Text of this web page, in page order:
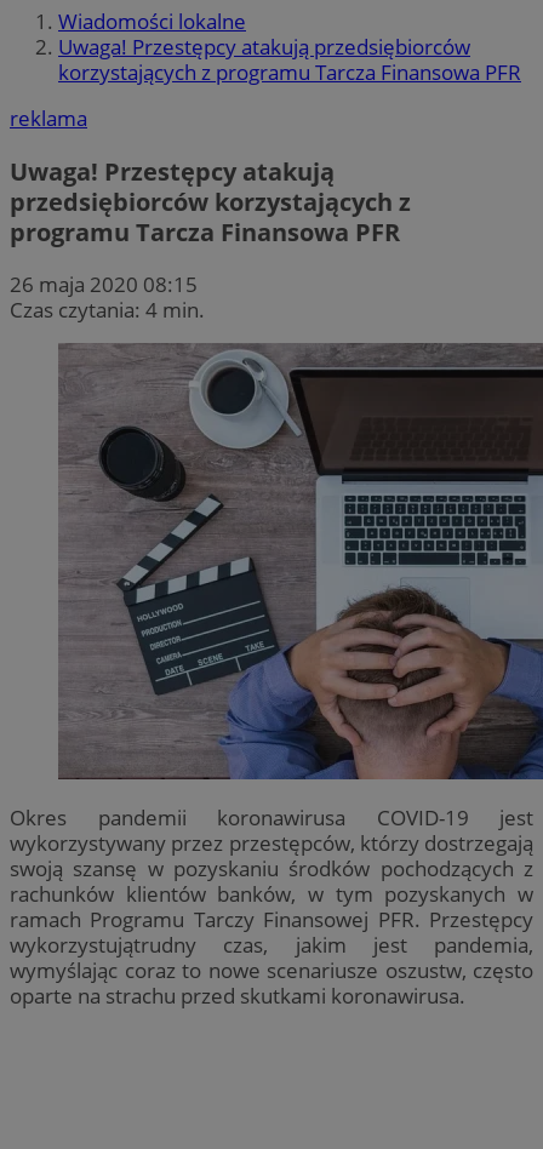
Wiadomości lokalne
Uwaga! Przestępcy atakują przedsiębiorców
korzystających z programu Tarcza Finansowa PFR
reklama
Uwaga! Przestępcy atakują
przedsiębiorców korzystających z
programu Tarcza Finansowa PFR
26 maja 2020 08:15
Czas czytania: 4 min.
Okres pandemii koronawirusa COVID-19 jest
wykorzystywany przez przestępców, którzy dostrzegają
swoją szansę w pozyskaniu środków pochodzących z
rachunków klientów banków, w tym pozyskanych w
ramach Programu Tarczy Finansowej PFR. Przestępcy
wykorzystujątrudny czas, jakim jest pandemia,
wymyślając coraz to nowe scenariusze oszustw, często
oparte na strachu przed skutkami koronawirusa.